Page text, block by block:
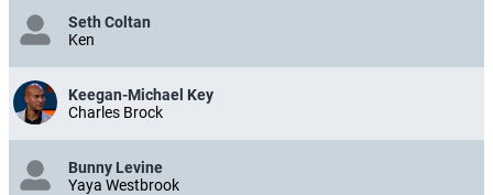
Seth Coltan
Ken
Keegan-Michael Key
Charles Brock
Bunny Levine
Yaya Westbrook